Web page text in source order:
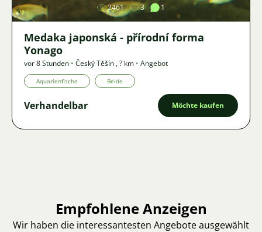
2461 3 1
Medaka japonská - přírodní forma
Yonago
vor 8 Stunden • Český Těšín ,? km • Angebot
Aquarienfische Beide
Verhandelbar Möchte kaufen
Empfohlene Anzeigen
Wir haben die interessantesten Angebote ausgewählt